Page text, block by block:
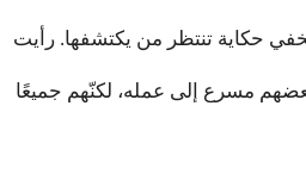
حكاية تنتظر من يكتشفها. رأيت
مسرع إلى عمله، لكنّهم جميعًا